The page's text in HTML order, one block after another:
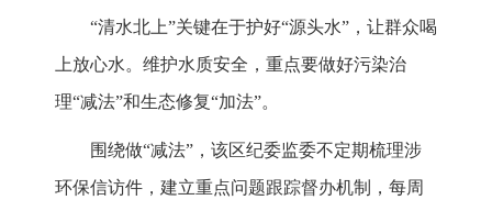
“清水北上”关键在于护好“源头水”，让群众喝
上放心水。维护水质安全，重点要做好污染治
理“减法”和生态修复“加法”。
围绕做“减法”，该区纪委监委不定期梳理涉
环保信访件，建立重点问题跟踪督办机制，每周